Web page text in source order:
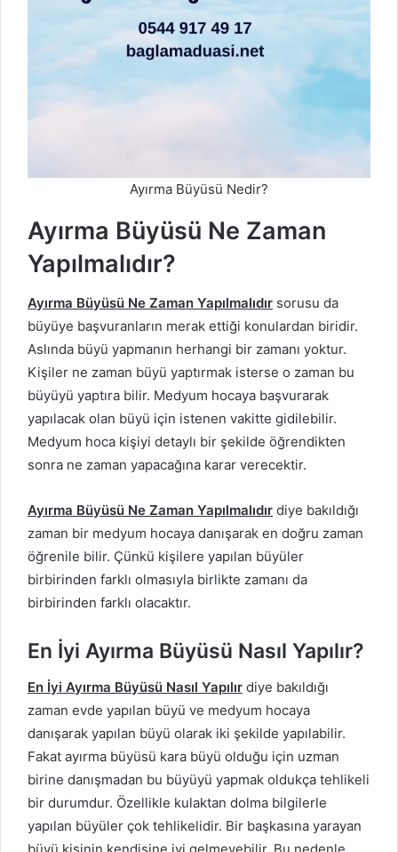
Ayırma Büyüsü Nedir?
Ayırma Büyüsü Ne Zaman
Yapılmalıdır?
Ayırma Büyüsü Ne Zaman Yapılmalıdır sorusu da
büyüye başvuranların merak ettiği konulardan biridir.
Aslında büyü yapmanın herhangi bir zamanı yoktur.
Kişiler ne zaman büyü yaptırmak isterse o zaman bu
büyüyü yaptıra bilir. Medyum hocaya başvurarak
yapılacak olan büyü için istenen vakitte gidilebilir.
Medyum hoca kişiyi detaylı bir şekilde öğrendikten
sonra ne zaman yapacağına karar verecektir.
Ayırma Büyüsü Ne Zaman Yapılmalıdır diye bakıldığı
zaman bir medyum hocaya danışarak en doğru zaman
öğrenile bilir. Çünkü kişilere yapılan büyüler
birbirinden farklı olmasıyla birlikte zamanı da
birbirinden farklı olacaktır.
En İyi Ayırma Büyüsü Nasıl Yapılır?
En İyi Ayırma Büyüsü Nasıl Yapılır diye bakıldığı
zaman evde yapılan büyü ve medyum hocaya
danışarak yapılan büyü olarak iki şekilde yapılabilir.
Fakat ayırma büyüsü kara büyü olduğu için uzman
birine danışmadan bu büyüyü yapmak oldukça tehlikeli
bir durumdur. Özellikle kulaktan dolma bilgilerle
yapılan büyüler çok tehlikelidir. Bir başkasına yarayan
büyü kişinin kendisine iyi gelmeyebilir. Bu nedenle